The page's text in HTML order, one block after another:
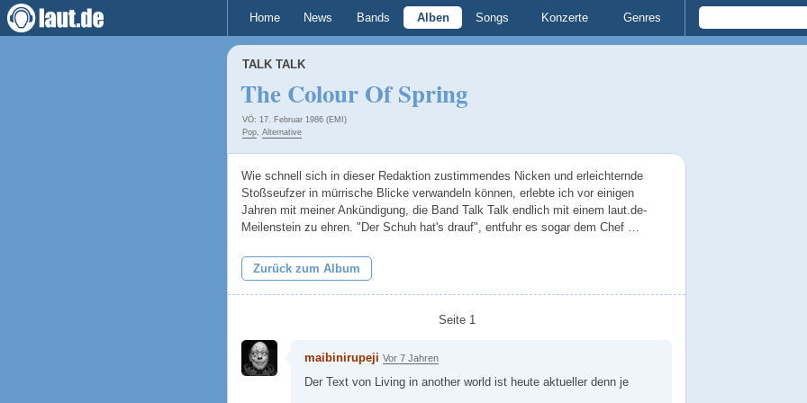
Home News Bands Alben Songs Konzerte Genres
TALK TALK
The Colour Of Spring
VÖ: 17. Februar 1986 (EMI)
Pop, Alternative
Wie schnell sich in dieser Redaktion zustimmendes Nicken und erleichternde
Stoßseufzer in mürrische Blicke verwandeln können, erlebte ich vor einigen
Jahren mit meiner Ankündigung, die Band Talk Talk endlich mit einem laut.de-
Meilenstein zu ehren. "Der Schuh hat's drauf", entfuhr es sogar dem Chef …
Zurück zum Album
Seite 1
maibinirupeji Vor 7 Jahren
Der Text von Living in another world ist heute aktueller denn je